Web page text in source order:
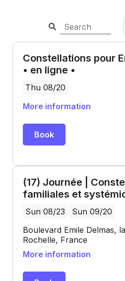
Constellations pour
• en ligne •
Thu 08/20
More information
Book
(17) Journée |
familiales et
Sun 08/23
Sun 09/20
Boulevard Emile Delmas,
Rochelle, France
More information